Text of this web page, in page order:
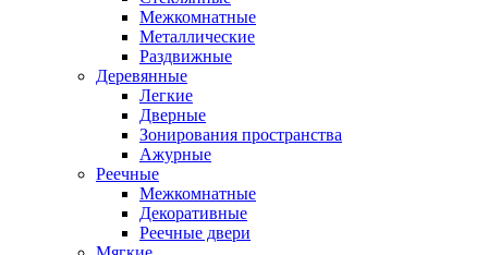
Межкомнатные
Металлические
Раздвижные
Деревянные
Легкие
Дверные
Зонирования пространства
Ажурные
Реечные
Межкомнатные
Декоративные
Реечные двери